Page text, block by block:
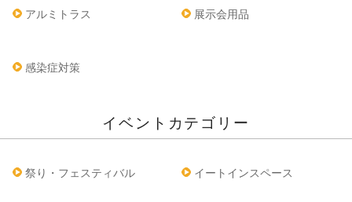
アルミトラス 展示会用品
感染症対策
イベントカテゴリー
祭り・フェスティバル イートインスペース